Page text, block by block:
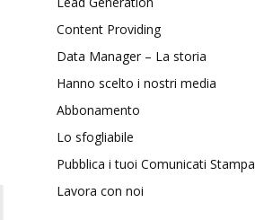
Content Providing
Data Manager – La storia
Hanno scelto i nostri media
Abbonamento
Lo sfogliabile
Pubblica i tuoi Comunicati Stampa
Lavora con noi